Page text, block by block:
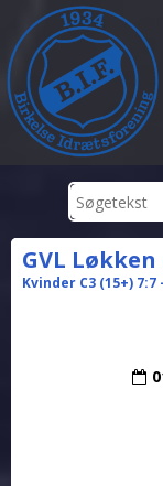
GVL
Kvinder C3 (15+)